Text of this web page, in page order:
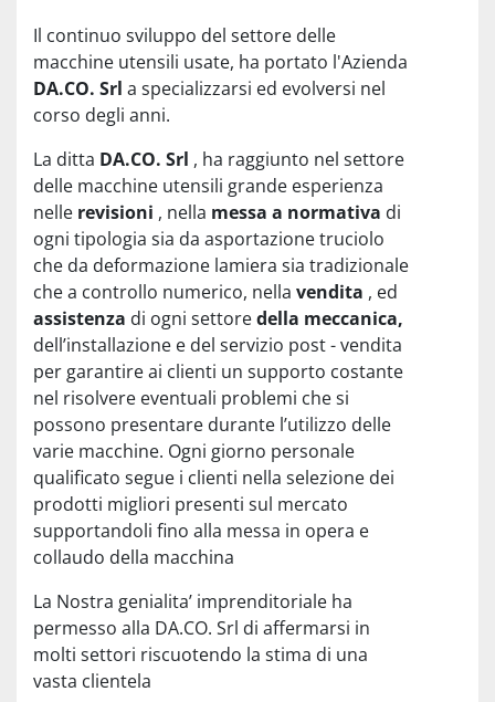
Il continuo sviluppo del settore delle
macchine utensili usate, ha portato l'Azienda
DA.CO. Srl a specializzarsi ed evolversi nel
corso degli anni.
La ditta DA.CO. Srl , ha raggiunto nel settore
delle macchine utensili grande esperienza
nelle revisioni , nella messa a normativa di
ogni tipologia sia da asportazione truciolo
che da deformazione lamiera sia tradizionale
che a controllo numerico, nella vendita , ed
assistenza di ogni settoredella meccanica,
dell’installazione e del servizio post - vendita
per garantire ai clienti un supporto costante
nel risolvere eventuali problemi che si
possono presentare durante l’utilizzo delle
varie macchine. Ogni giorno personale
qualificato segue i clienti nella selezione dei
prodotti migliori presenti sul mercato
supportandoli fino alla messa in opera e
collaudo della macchina
La Nostra genialita’ imprenditoriale ha
permesso alla DA.CO. Srl di affermarsi in
molti settori riscuotendo la stima di una
vasta clientela